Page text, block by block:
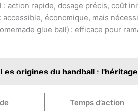
: action rapide, dosage précis, coût
accessible, économique, mais
glue ball) : efficace pour
Les origines du handball :
Temps d’action